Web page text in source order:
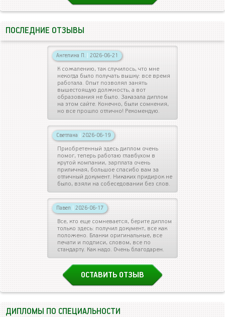
ПОСЛЕДНИЕ ОТЗЫВЫ
Ангелина П. | 2026-06-21
К сожалению, так случилось, что мне
некогда было получать вышку: все время
работала. Опыт позволял занять
вышестоящую должность, а вот
образования не было. Заказала диплом
на этом сайте. Конечно, были сомнения,
но все прошло отлично! Рекомендую.
Светлана | 2026-06-19
Приобретенный здесь диплом очень
помог, теперь работаю главбухом в
крутой компании, зарплата очень
приличная, большое спасибо вам за
отличный документ. Никаких придирок не
было, взяли на собеседовании без слов.
Павел | 2026-06-17
Все, кто еще сомневается, берите диплом
только здесь: получил документ, все как
положено. Бланки оригинальные, все
печати и подписи, словом, все по
стандарту. Как надо. Очень благодарен.
ОСТАВИТЬ ОТЗЫВ
ДИПЛОМЫ ПО СПЕЦИАЛЬНОСТИ